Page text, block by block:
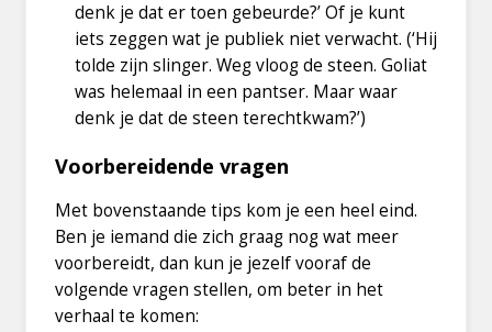
denk je dat er toen gebeurde?’ Of je kunt
iets zeggen wat je publiek niet verwacht. (‘Hij
tolde zijn slinger. Weg vloog de steen. Goliat
was helemaal in een pantser. Maar waar
denk je dat de steen terechtkwam?’)
Voorbereidende vragen
Met bovenstaande tips kom je een heel eind.
Ben je iemand die zich graag nog wat meer
voorbereidt, dan kun je jezelf vooraf de
volgende vragen stellen, om beter in het
verhaal te komen: